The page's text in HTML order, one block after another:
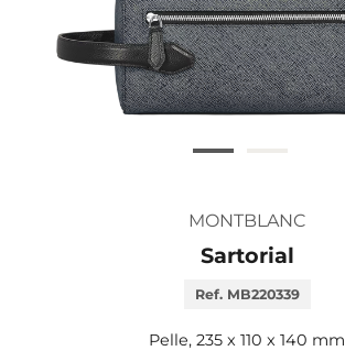
MONTBLANC
Sartorial
Ref. MB220339
Pelle, 235 x 110 x 140 mm